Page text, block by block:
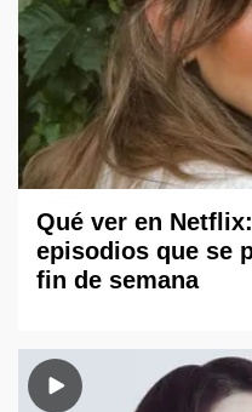
Qué ver en
episodios que se
fin de semana